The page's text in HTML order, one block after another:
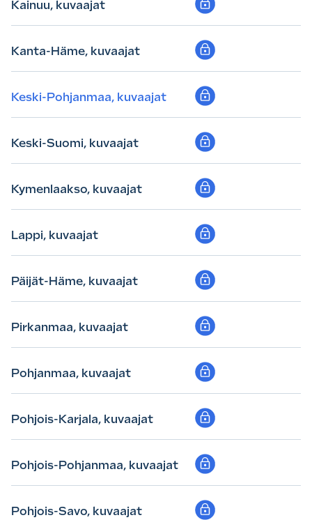
Kainuu, kuvaajat
Kanta-Häme, kuvaajat
Keski-Pohjanmaa, kuvaajat
Keski-Suomi, kuvaajat
Kymenlaakso, kuvaajat
Lappi, kuvaajat
Päijät-Häme, kuvaajat
Pirkanmaa, kuvaajat
Pohjanmaa, kuvaajat
Pohjois-Karjala, kuvaajat
Pohjois-Pohjanmaa, kuvaajat
Pohjois-Savo, kuvaajat